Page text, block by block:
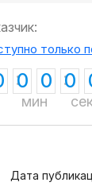
только
0 0
мин
0
Дата